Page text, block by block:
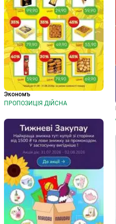
Экономъ
ПРОПОЗИЦІЯ ДІЙСНА